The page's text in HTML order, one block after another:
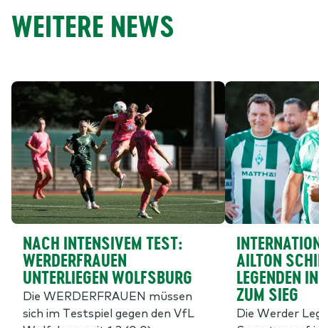
WEITERE NEWS
NACH INTENSIVEM TEST:
WERDERFRAUEN
UNTERLIEGEN WOLFSBURG
Die WERDERFRAUEN müssen
sich im Testspiel gegen den VfL
AILTON
EGENDEN IN
UM SIEG
Die Werder